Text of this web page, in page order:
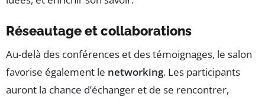
Réseautage et collaborations
Au-delà des conférences et des témoignages, le salon
favorise également le networking. Les participants
auront la chance d’échanger et de se rencontrer,